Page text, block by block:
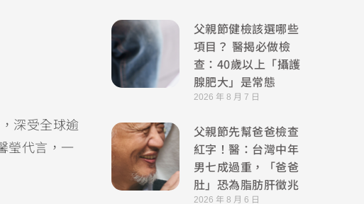
深受全球逾
瑩代言，一
父親節健檢該選哪些
項目？ 醫揭必做檢
查：40歲以上「攝護
腺肥大」是常態
2026 年 8 月 7 日
父親節先幫爸爸檢查
紅字！醫：台灣中年
男七成過重，「爸爸
肚」恐為脂肪肝徵兆
2026 年 8 月 6 日